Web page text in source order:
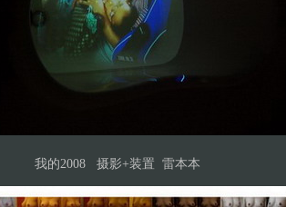
我的2008 摄影+装置 雷本本